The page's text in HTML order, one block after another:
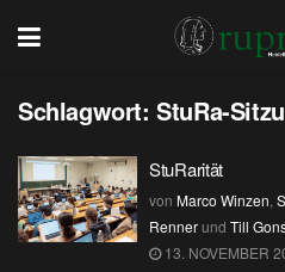
Schlagwort:StuRa-
StuRarität
von Marco Winzen,
Rennerund Till
13. NOVEMBER